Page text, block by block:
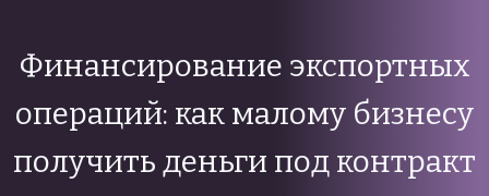
Финансирование экспортных
операций: как малому бизнесу
получить деньги под контракт